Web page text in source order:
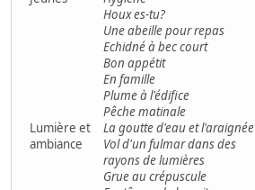
Lumière et
ambiance
Houx es-tu?
Une abeille pour repas
Echidné à bec court
Bon appétit
En famille
Plume à l'édifice
Pêche matinale
La goutte d'eau et l'araignée
Vol d'un fulmar dans des
rayons de lumières
Grue au crépuscule